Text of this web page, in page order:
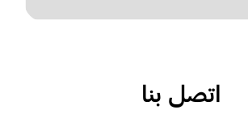
اتصل بنا